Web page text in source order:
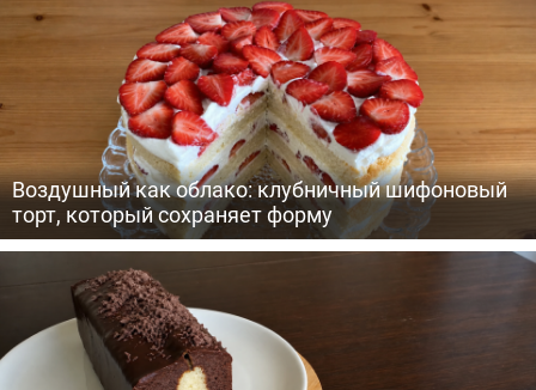
Воздушный как облако: клубничный шифоновый
торт, который сохраняет форму